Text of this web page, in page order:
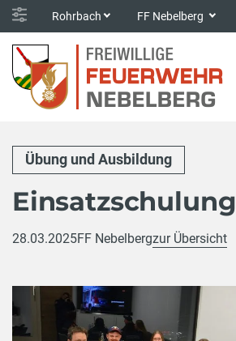
Rohrbach FF Nebelberg
Übung und Ausbildung
Einsatzschulung
28.03.2025FF Nebelbergzur Übersicht